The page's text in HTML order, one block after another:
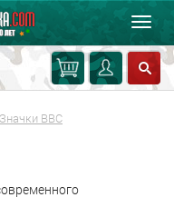
Значки ВВС